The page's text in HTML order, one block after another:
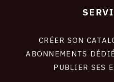
CRÉER SON
ABONNEMENTS
PUBLIER SES